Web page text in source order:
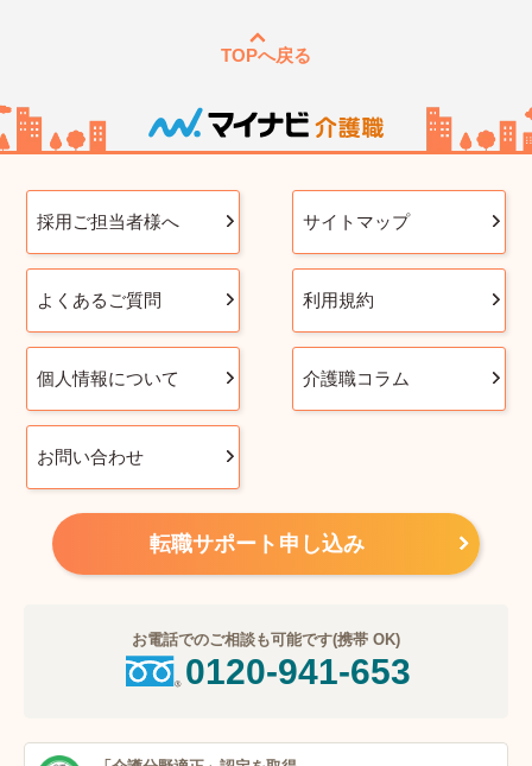
TOPへ戻る
採用ご担当者様へ サイトマップ
よくあるご質問 利用規約
個人情報について 介護職コラム
お問い合わせ
転職サポート申し込み
お電話でのご相談も可能です(携帯 OK)
0120-941-653